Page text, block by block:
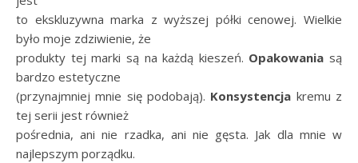
to ekskluzywna marka z wyższej półki cenowej. Wielkie
było moje zdziwienie, że
produkty tej marki są na każdą kieszeń. Opakowania są
bardzo estetyczne
(przynajmniej mnie się podobają). Konsystencja kremu z
tej serii jest również
pośrednia, ani nie rzadka, ani nie gęsta. Jak dla mnie w
najlepszym porządku.